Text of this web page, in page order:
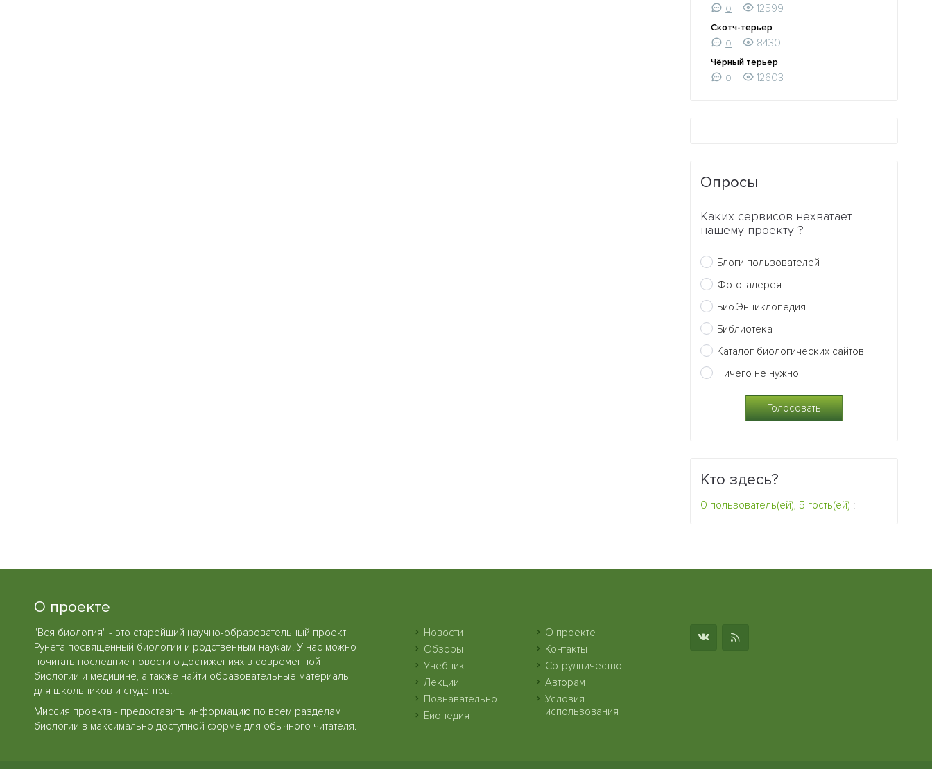
0
12599
Скотч-терьер
0
8430
Чёрный терьер
0
12603
Опросы
Каких сервисов нехватает
нашему проекту ?
Блоги пользователей
Фотогалерея
Био.Энциклопедия
Библиотека
Каталог биологических сайтов
Ничего не нужно
Кто здесь?
0 пользователь(ей), 5 гость(ей) :
О проекте
"Вся биология" - это старейший научно-образовательный проект
Рунета посвященный биологии и родственным наукам. У нас можно
почитать последние новости о достижениях в современной
биологии и медицине, а также найти образовательные материалы
для школьников и студентов.
Миссия проекта - предоставить информацию по всем разделам
биологии в максимально доступной форме для обычного читателя.
Новости
Обзоры
Учебник
Лекции
Познавательно
Биопедия
О проекте
Контакты
Сотрудничество
Авторам
Условия
использования